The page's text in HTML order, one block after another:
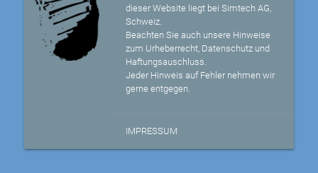
dieser Website liegt bei Simtech AG,
Schweiz.
Beachten Sie auch unsere Hinweise
zum Urheberrecht, Datenschutz und
Haftungsauschluss.
Jeder Hinweis auf Fehler nehmen wir
gerne entgegen.
IMPRESSUM